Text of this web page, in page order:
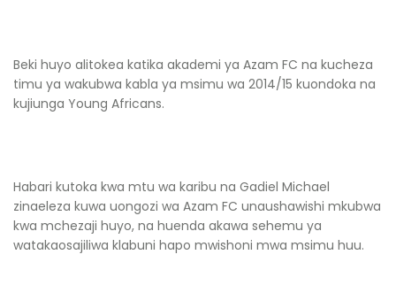
Beki huyo alitokea katika akademi ya Azam FC na kucheza
timu ya wakubwa kabla ya msimu wa 2014/15 kuondoka na
kujiunga Young Africans.
Habari kutoka kwa mtu wa karibu na Gadiel Michael
zinaeleza kuwa uongozi wa Azam FC unaushawishi mkubwa
kwa mchezaji huyo, na huenda akawa sehemu ya
watakaosajiliwa klabuni hapo mwishoni mwa msimu huu.